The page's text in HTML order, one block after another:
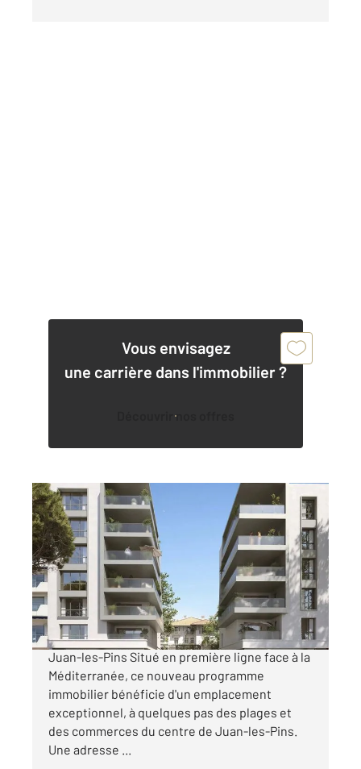
Vous envisagez
une carrière dans l'immobilier ?
Découvrir nos offres
JUAN LES PINS 06
64,09 m
, 3 pièces
Ref : 205
Appartement F3 à vendre
705 000 €
Appartement 3 pièces neuf Front de mer à
Juan-les-Pins Situé en première ligne face à la
Méditerranée, ce nouveau programme
immobilier bénéficie d'un emplacement
exceptionnel, à quelques pas des plages et
des commerces du centre de Juan-les-Pins.
Une adresse ...